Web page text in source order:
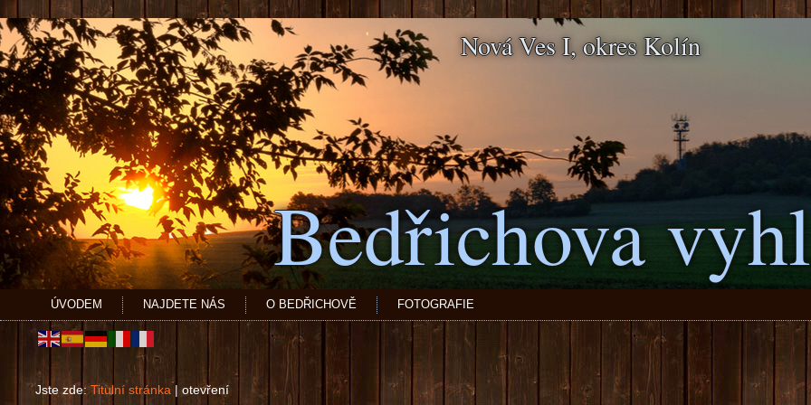
Bedřichova
Nová Ves I, okres Kolín
ÚVODEM NAJDETE NÁS O BEDŘICHOVĚ FOTOGRAFIE
Jste zde:Titulní stránka| otevření